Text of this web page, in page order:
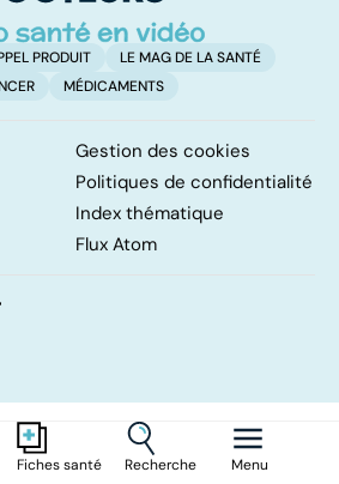
Fiches santé Recherche Menu
PRODUIT
LE MAG DE LA SANTÉ
MÉDICAMENTS
Gestion des cookies
Politiques de confidentialité
Index thématique
Flux Atom